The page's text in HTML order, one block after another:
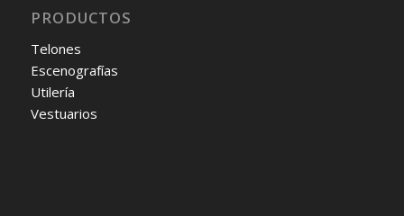
PRODUCTOS
Telones
Escenografías
Utilería
Vestuarios